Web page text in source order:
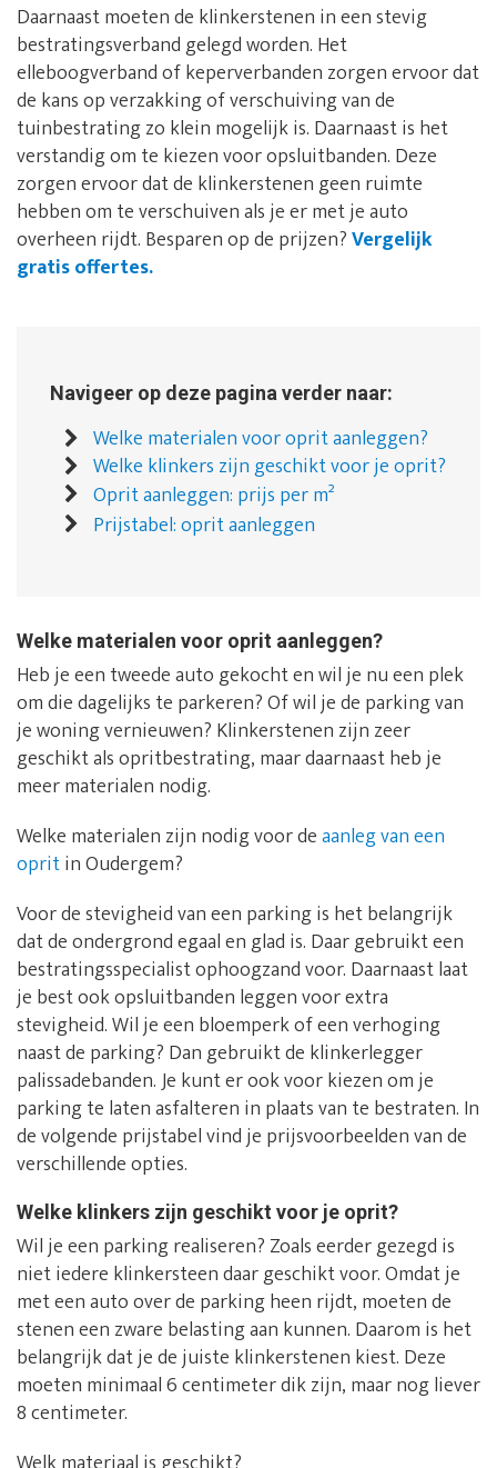
Daarnaast moeten de klinkerstenen in een stevig
bestratingsverband gelegd worden. Het
elleboogverband of keperverbanden zorgen ervoor dat
de kans op verzakking of verschuiving van de
tuinbestrating zo klein mogelijk is. Daarnaast is het
verstandig om te kiezen voor opsluitbanden. Deze
zorgen ervoor dat de klinkerstenen geen ruimte
hebben om te verschuiven als je er met je auto
overheen rijdt. Besparen op de prijzen?Vergelijk
gratis offertes.
Navigeer op deze pagina verder naar:
Welke materialen voor oprit aanleggen?
Welke klinkers zijn geschikt voor je oprit?
Oprit aanleggen: prijs per m²
Prijstabel: oprit aanleggen
Welke materialen voor oprit aanleggen?
Heb je een tweede auto gekocht en wil je nu een plek
om die dagelijks te parkeren? Of wil je de parking van
je woning vernieuwen? Klinkerstenen zijn zeer
geschikt als opritbestrating, maar daarnaast heb je
meer materialen nodig.
Welke materialen zijn nodig voor deaanleg van een
opritin Oudergem?
Voor de stevigheid van een parking is het belangrijk
dat de ondergrond egaal en glad is. Daar gebruikt een
bestratingsspecialist ophoogzand voor. Daarnaast laat
je best ook opsluitbanden leggen voor extra
stevigheid. Wil je een bloemperk of een verhoging
naast de parking? Dan gebruikt de klinkerlegger
palissadebanden. Je kunt er ook voor kiezen om je
parking te laten asfalteren in plaats van te bestraten. In
de volgende prijstabel vind je prijsvoorbeelden van de
verschillende opties.
Welke klinkers zijn geschikt voor je oprit?
Wil je een parking realiseren? Zoals eerder gezegd is
niet iedere klinkersteen daar geschikt voor. Omdat je
met een auto over de parking heen rijdt, moeten de
stenen een zware belasting aan kunnen. Daarom is het
belangrijk dat je de juiste klinkerstenen kiest. Deze
moeten minimaal 6 centimeter dik zijn, maar nog liever
8 centimeter.